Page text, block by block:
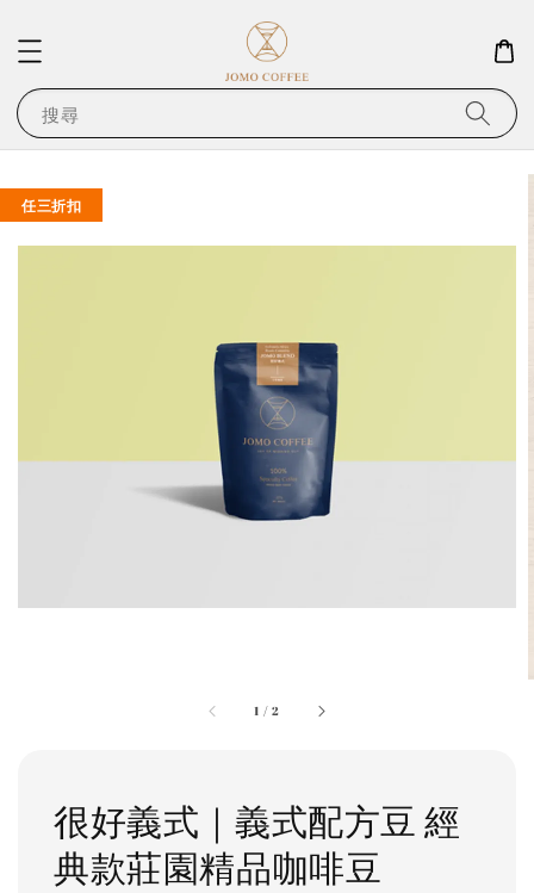
搜尋
1 /2
任三折扣
很好義式｜義式配方豆 經
典款莊園精品咖啡豆